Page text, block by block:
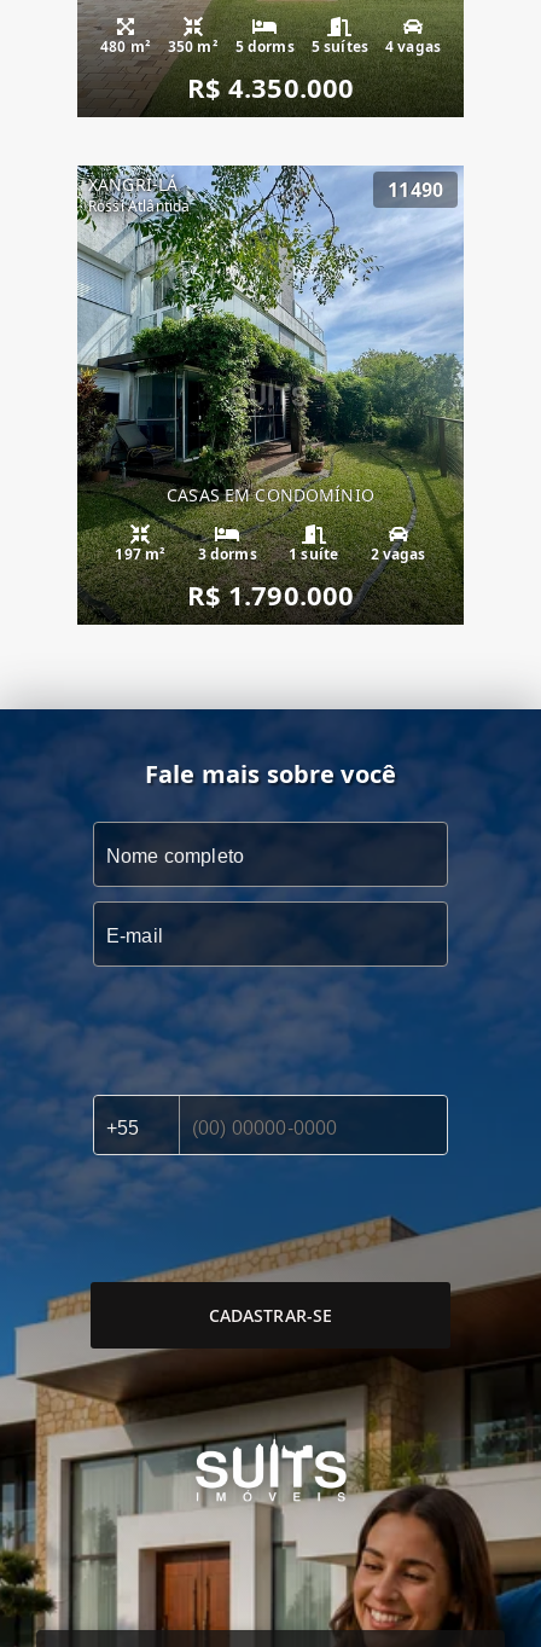
480 m² 350 m² 5 dorms 5 suítes 4 vagas
R$ 4.350.000
XANGRI-LÁ
Rossi Atlântida
11490
CASAS EM CONDOMÍNIO
197 m² 3 dorms 1 suíte 2 vagas
R$ 1.790.000
Fale mais sobre você
CADASTRAR-SE